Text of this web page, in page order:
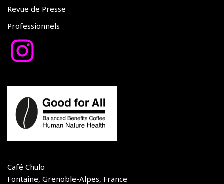
Revue de Presse
Professionnels
Café Chulo
Fontaine, Grenoble-Alpes, France